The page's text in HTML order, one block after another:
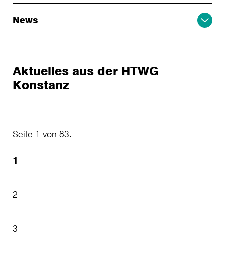
News
Aktuelles aus der HTWG
Konstanz
Seite 1 von 83.
1
2
3